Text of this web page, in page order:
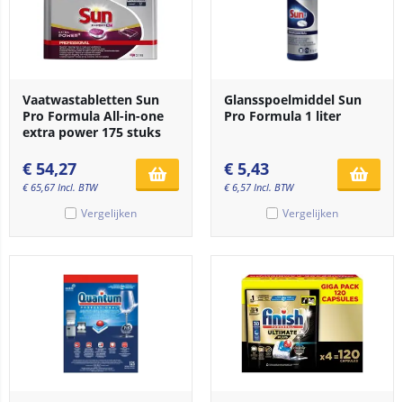
Vaatwastabletten Sun
Pro Formula All-in-one
extra power 175 stuks
€ 54,27
€65,67 Incl. BTW
Vergelijken
Glansspoelmiddel Sun
Pro Formula 1 liter
€ 5,43
€6,57 Incl. BTW
Vergelijken